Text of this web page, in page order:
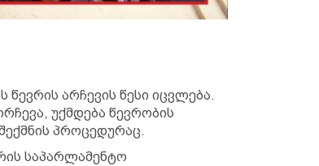
წევრის არჩევის წესი იცვლება.
უქმდება წევრობის
პროცედურაც.
საპარლამენტო